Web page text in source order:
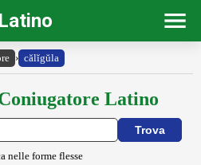
› călĭgŭla
Latino
nelle forme flesse